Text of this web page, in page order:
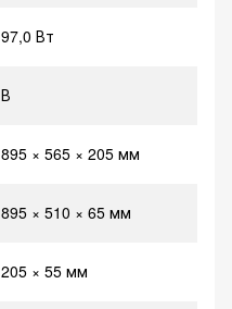
97,0 Вт
В
895 × 565 × 205 мм
895 × 510 × 65 мм
205 × 55 мм